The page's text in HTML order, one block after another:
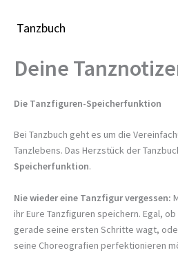
InhaltTanzbuch
Deine
Die Tanzfiguren-Speicherfunktion
Bei Tanzbuch geht es um die
Tanzlebens. Das Herzstück der
Speicherfunktion.
Nie wieder eine Tanzfigur vergessen:
ihr Eure Tanzfiguren speichern. Egal,
gerade seine ersten Schritte wagt,
seine Choreografien perfektionieren